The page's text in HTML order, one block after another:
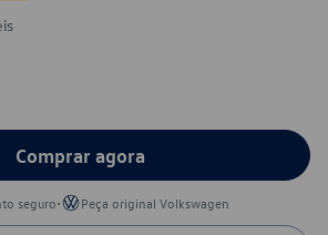
Comprar agora
seguro• Peça original Volkswagen